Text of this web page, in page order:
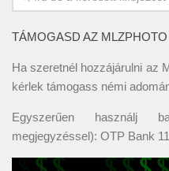
TÁMOGASD AZ MLZPHOTO
Ha szeretnél hozzájárulni az
kérlek támogass némi
Egyszerűen használj
megjegyzéssel): OTP Bank